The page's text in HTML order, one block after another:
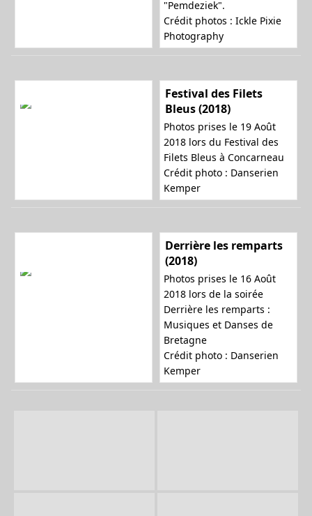
"Pemdeziek".
Crédit photos : Ickle Pixie
Photography
Festival des Filets
Bleus (2018)
Photos prises le 19 Août
2018 lors du Festival des
Filets Bleus à Concarneau
Crédit photo : Danserien
Kemper
Derrière les remparts
(2018)
Photos prises le 16 Août
2018 lors de la soirée
Derrière les remparts :
Musiques et Danses de
Bretagne
Crédit photo : Danserien
Kemper